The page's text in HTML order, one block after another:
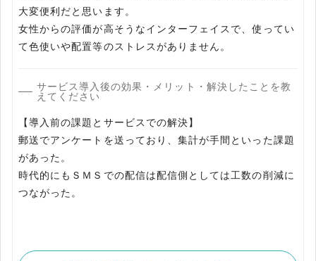
大変便利だと思います。
女性からの評価が高そうなインターフェイスで、使ってい
て色使いや配置等のストレスがありません。
サービス導入後の効果・メリット・解決したことを教
えてください
【導入前の課題とサービスでの解決】
郵送でアンケートを送っており、集計が手間といった課題
があった。
時代的にもＳＭＳでの配信は配信側としては工数の削減に
つながった。